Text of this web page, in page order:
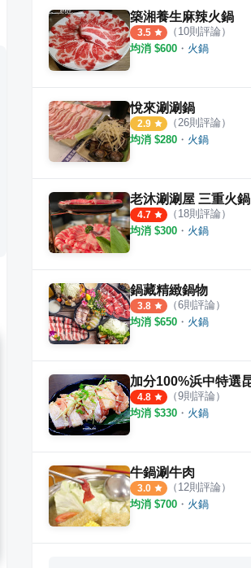
築湘養生麻辣火鍋
3.5 （ 10則評論）
均消 $600 ・ 火鍋
悅來涮涮鍋
2.9 （26則評論）
均消 $280 ・ 火鍋
老沐涮涮屋 三重火鍋
4.7 （ 18則評論）
均消 $300 ・ 火鍋
鍋藏精緻鍋物
3.8 （6則評論）
均消 $650 ・ 火鍋
4.8 （9則評論）
均消 $330 ・ 火鍋
牛鍋涮牛肉
3.0 （ 12則評論）
均消 $700 ・ 火鍋